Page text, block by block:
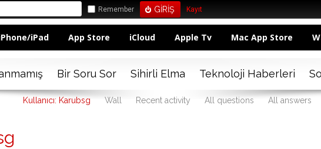
Remember Kayıt
iPad App Store iCloud Apple Tv Mac App Store
Bir Soru Sor Sihirli Elma Teknoloji Haberleri
Kullanıcı: Karubsg Wall Recent activity All questions All answers